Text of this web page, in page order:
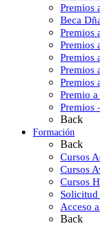
Premios
Beca
Premios
Premios
Premios
Premios
Premios
Premio
Premios
Back
Formación
Back
Cursos
Cursos
Cursos
Solicitud
Acceso
Back